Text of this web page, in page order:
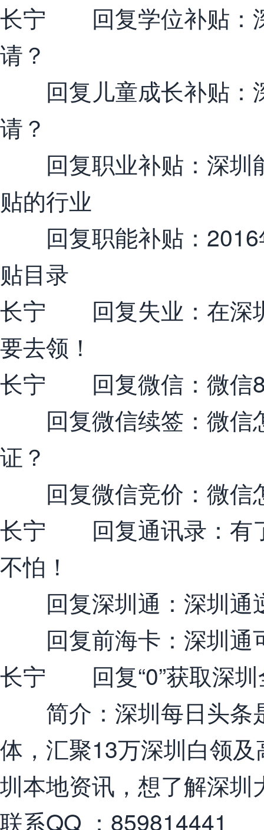
长宁 回复学位补贴：
请？
回复儿童成长补贴：
请？
回复职业补贴：深圳
贴的行业
回复职能补贴：2016
贴目录
长宁 回复失业：在深
要去领！
长宁 回复微信：微信8
回复微信续签：微信
证？
回复微信竞价：微信
长宁 回复通讯录：有
不怕！
回复深圳通：深圳通
回复前海卡：深圳通
长宁 回复“0”获取深圳
简介：深圳每日头条
体，汇聚13万深圳白领
圳本地资讯，想了解深
联系QQ ：859814441